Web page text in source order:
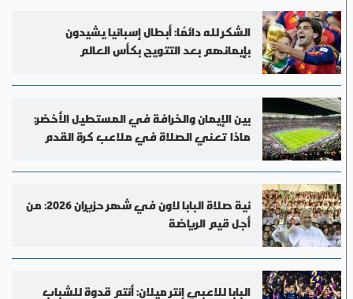
الشكر لله دائمًا: أبطال إسبانيا يشيدون
بإيمانهم بعد التتويج بكأس العالم
بين الإيمان والخرافة في المستطيل الأخضر:
ماذا تعني الصلاة في ملاعب كرة القدم
نية صلاة البابا لاون في شهر حزيران 2026: من
أجل قيم الرياضة
البابا للاعبي إنتر ميلان: أنتم قدوة للشباب